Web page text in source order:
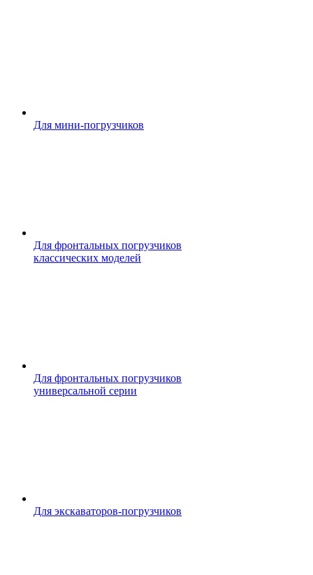
Для мини-погрузчиков
Для фронтальных погрузчиков
классических моделей
Для фронтальных погрузчиков
универсальной серии
Для экскаваторов-погрузчиков